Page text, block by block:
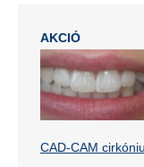
AKCIÓ
CAD-CAM